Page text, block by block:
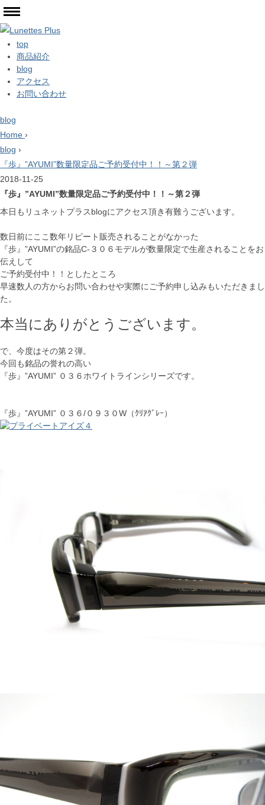
top
商品紹介
blog
アクセス
お問い合わせ
blog
Home ›
blog ›
『歩』”AYUMI”数量限定品ご予約受付中！！～第２弾
2018-11-25
『歩』”AYUMI”数量限定品ご予約受付中！！～第２弾
本日もリュネットプラスblogにアクセス頂き有難うございます。
数日前にここ数年リピート販売されることがなかった
『歩』”AYUMI”の銘品C-３０６モデルが数量限定で生産されることをお
伝えして
ご予約受付中！！としたところ
早速数人の方からお問い合わせや実際にご予約申し込みもいただきまし
た。
本当にありがとうございます。
で、今度はその第２弾。
今回も銘品の誉れの高い
『歩』”AYUMI” ０３６ホワイトラインシリーズです。
『歩』”AYUMI” ０３６/０９３０W（ｸﾘｱｸﾞﾚｰ）